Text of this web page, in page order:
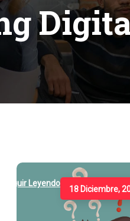
Seguir Leyendo
18 Diciembre,